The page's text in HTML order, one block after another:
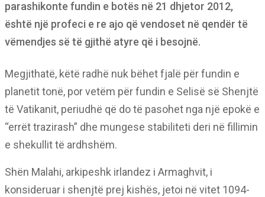
parashikonte fundin e botës në 21 dhjetor 2012,
është një profeci e re ajo që vendoset në qendër të
vëmendjes së të gjithë atyre që i besojnë.
Megjithatë, këtë radhë nuk bëhet fjalë për fundin e
planetit tonë, por vetëm për fundin e Selisë së Shenjtë
të Vatikanit, periudhë që do të pasohet nga një epokë e
“errët trazirash” dhe mungese stabiliteti deri në fillimin
e shekullit të ardhshëm.
Shën Malahi, arkipeshk irlandez i Armaghvit, i
konsideruar i shenjtë prej kishës, jetoi në vitet 1094-